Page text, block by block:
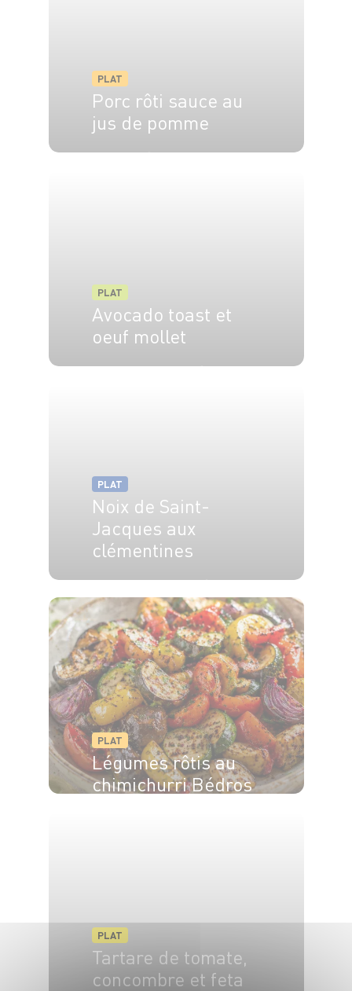
PLAT
Porc rôti sauce au
jus de pomme
PLAT
Avocado toast et
oeuf mollet
PLAT
Noix de Saint-
Jacques aux
clémentines
PLAT
Légumes rôtis au
chimichurri Bédros
PLAT
Tartare de tomate,
concombre et feta